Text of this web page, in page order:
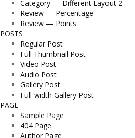
Category — Different Layout 2
Review — Percentage
Review — Points
POSTS
Regular Post
Full Thumbnail Post
Video Post
Audio Post
Gallery Post
Full-width Gallery Post
PAGE
Sample Page
404 Page
Author Page